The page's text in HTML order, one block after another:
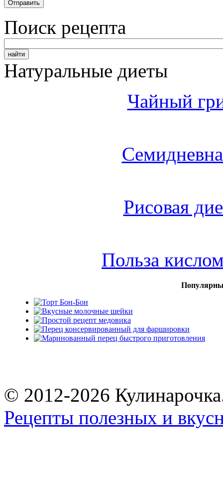
Поиск рецепта
Натуральные диеты
Чайный
Рисовая
Польза
© 2012-2026
Рецепты полезных и